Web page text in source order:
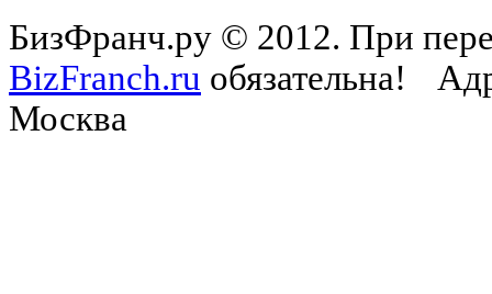
БизФранч.ру © 2012. При
BizFranch.ru обязательна!
Москва